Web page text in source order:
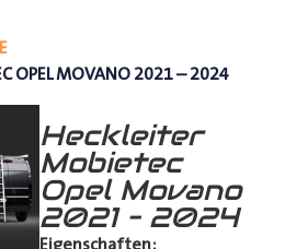
OPEL MOVANO 2021 – 2024
Heckleiter
Mobietec
Opel Movano
2021 – 2024
Eigenschaften: